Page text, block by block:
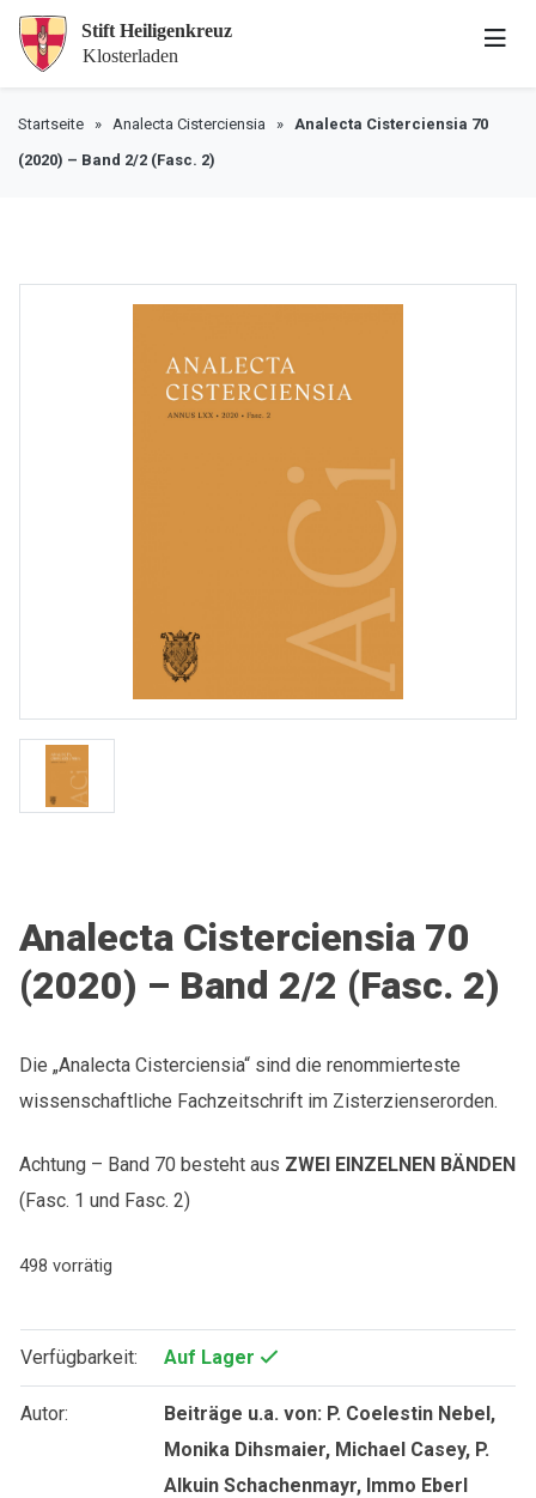
Startseite » Analecta Cisterciensia » Analecta Cisterciensia 70
(2020) – Band 2/2 (Fasc. 2)
Analecta Cisterciensia 70
(2020) – Band 2/2 (Fasc. 2)
Die „Analecta Cisterciensia“ sind die renommierteste
wissenschaftliche Fachzeitschrift im Zisterzienserorden.
Achtung – Band 70 besteht aus ZWEI EINZELNEN BÄNDEN
(Fasc. 1 und Fasc. 2)
498 vorrätig
Verfügbarkeit: Auf Lager
Autor:
Beiträge u.a. von: P. Coelestin Nebel,
Monika Dihsmaier, Michael Casey, P.
Alkuin Schachenmayr, Immo Eberl